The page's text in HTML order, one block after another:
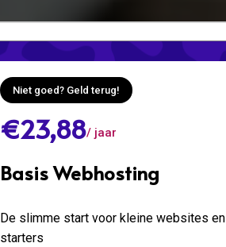
Niet goed? Geld terug!
€23,88/ jaar
Basis Webhosting
De slimme start voor kleine websites en
starters